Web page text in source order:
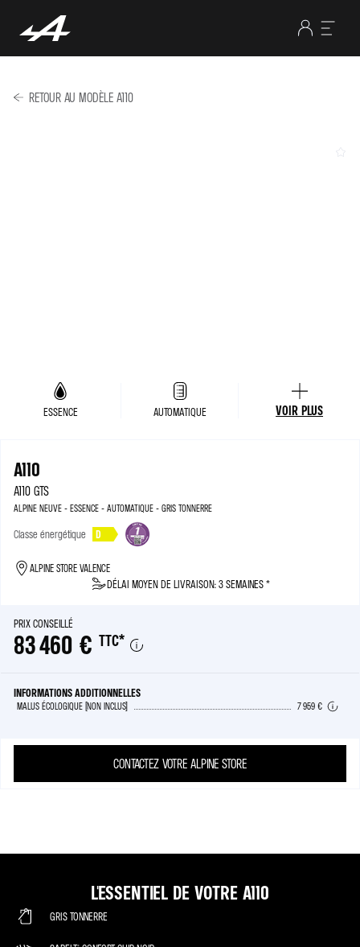
RETOUR AU MODÈLE A110
ESSENCE AUTOMATIQUE VOIR PLUS
A110
A110 GTS
ALPINE NEUVE - ESSENCE - AUTOMATIQUE - GRIS TONNERRE
Classe énergétique D
ALPINE STORE VALENCE
DÉLAI MOYEN DE LIVRAISON: 3 SEMAINES *
PRIX CONSEILLÉ
83 460 € TTC*
INFORMATIONS ADDITIONNELLES
MALUS ÉCOLOGIQUE (NON INCLUS) 7 959 €
CONTACTEZ VOTRE ALPINE STORE
L'ESSENTIEL DE VOTRE A110
GRIS TONNERRE